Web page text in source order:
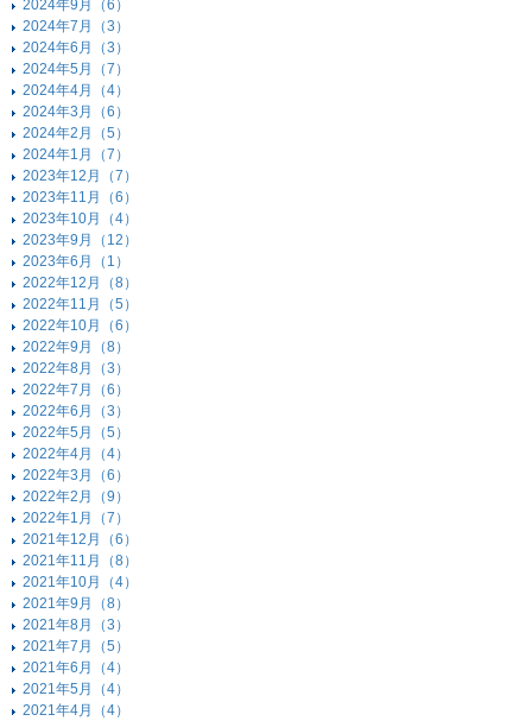
2024年9月（6）
2024年7月（3）
2024年6月（3）
2024年5月（7）
2024年4月（4）
2024年3月（6）
2024年2月（5）
2024年1月（7）
2023年12月（7）
2023年11月（6）
2023年10月（4）
2023年9月（12）
2023年6月（1）
2022年12月（8）
2022年11月（5）
2022年10月（6）
2022年9月（8）
2022年8月（3）
2022年7月（6）
2022年6月（3）
2022年5月（5）
2022年4月（4）
2022年3月（6）
2022年2月（9）
2022年1月（7）
2021年12月（6）
2021年11月（8）
2021年10月（4）
2021年9月（8）
2021年8月（3）
2021年7月（5）
2021年6月（4）
2021年5月（4）
2021年4月（4）